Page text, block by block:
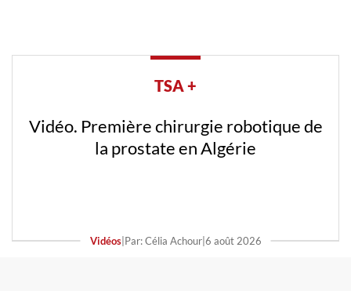
TSA +
Vidéo. Première chirurgie robotique de
la prostate en Algérie
Vidéos| Par: Célia Achour| 6 août 2026